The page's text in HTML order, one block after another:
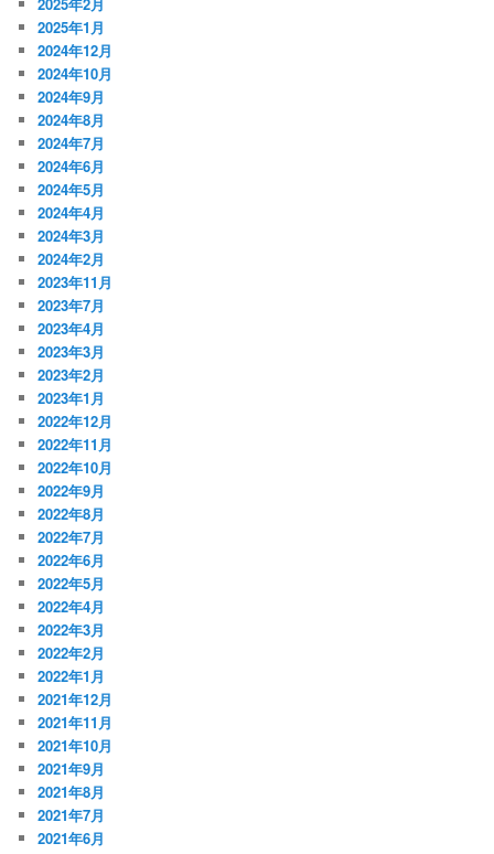
2025年1月
2024年12月
2024年10月
2024年9月
2024年8月
2024年7月
2024年6月
2024年5月
2024年4月
2024年3月
2024年2月
2023年11月
2023年7月
2023年4月
2023年3月
2023年2月
2023年1月
2022年12月
2022年11月
2022年10月
2022年9月
2022年8月
2022年7月
2022年6月
2022年5月
2022年4月
2022年3月
2022年2月
2022年1月
2021年12月
2021年11月
2021年10月
2021年9月
2021年8月
2021年7月
2021年6月